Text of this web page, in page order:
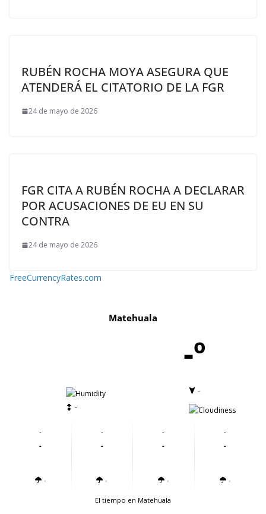
RUBÉN ROCHA MOYA ASEGURA QUE
ATENDERÁ EL CITATORIO DE LA FGR
24 de mayo de 2026
FGR CITA A RUBÉN ROCHA A DECLARAR
POR ACUSACIONES DE EU EN SU
CONTRA
24 de mayo de 2026
FreeCurrencyRates.com
Matehuala
-º
-
-
-
-
-
-
-
-
-
-
-
-
-
-
-
-
El tiempo en Matehuala